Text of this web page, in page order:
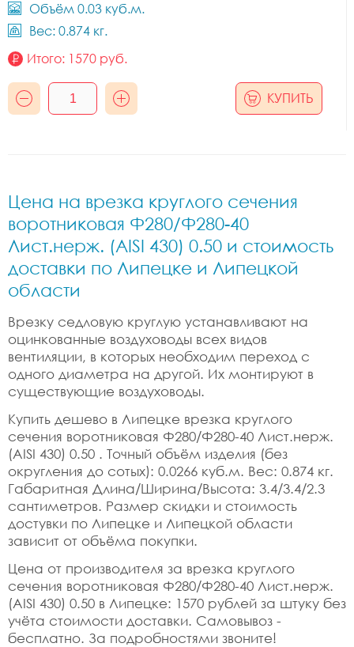
Объём 0.03 куб.м.
Вес: 0.874 кг.
Итого: 1570 руб.
КУПИТЬ
Цена на врезка круглого сечения
воротниковая Ф280/Ф280-40
Лист.нерж. (AISI 430) 0.50 и стоимость
доставки по Липецке и Липецкой
области
Врезку седловую круглую устанавливают на
оцинкованные воздуховоды всех видов
вентиляции, в которых необходим переход с
одного диаметра на другой. Их монтируют в
существующие воздуховоды.
Купить дешево в Липецке врезка круглого
сечения воротниковая Ф280/Ф280-40 Лист.нерж.
(AISI 430) 0.50 . Точный объём изделия (без
округления до сотых): 0.0266 куб.м. Вес: 0.874 кг.
Габаритная Длина/Ширина/Высота: 3.4/3.4/2.3
сантиметров. Размер скидки и стоимость
достувки по Липецке и Липецкой области
зависит от объёма покупки.
Цена от производителя за врезка круглого
сечения воротниковая Ф280/Ф280-40 Лист.нерж.
(AISI 430) 0.50 в Липецке: 1570 рублей за штуку без
учёта стоимости доставки. Самовывоз -
бесплатно. За подробностями звоните!